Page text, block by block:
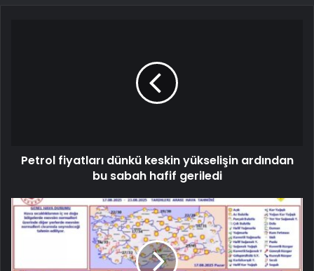
Petrol fiyatları dünkü keskin yükselişin ardından
bu sabah hafif geriledi